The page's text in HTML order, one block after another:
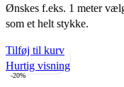
Ønskes f.eks. 1 meter
som et helt stykke.
Tilføj til kurv
Hurtig visning
-20%